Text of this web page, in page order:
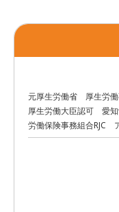
元厚生労働省 厚生労働
厚生労働大臣認可 愛
労働保険事務組合RJC